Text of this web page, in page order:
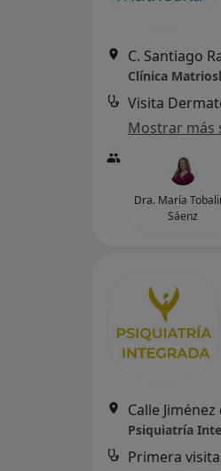
C. Santiago
Clínica
Visita
Mostrar más
Dra. María
Sáenz
Calle
Psiquiatría
Primera